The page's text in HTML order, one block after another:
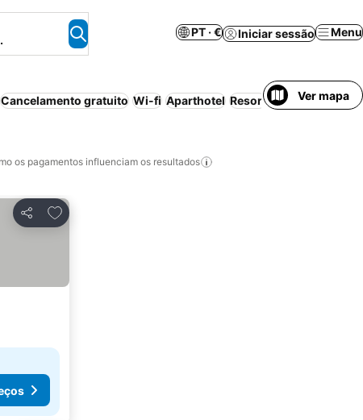
PT · € Iniciar sessão Menu
Cancelamento gratuito Wi-fi Aparthotel Resort Tudo incluído
Ver mapa
os pagamentos influenciam os resultados
Partilhar
Adicionar aos favoritos